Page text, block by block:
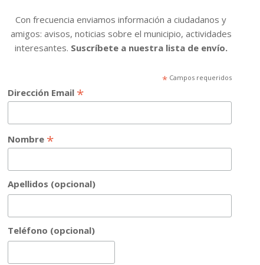
Con frecuencia enviamos información a ciudadanos y
amigos: avisos, noticias sobre el municipio, actividades
interesantes. Suscríbete a nuestra lista de envío.
* Campos requeridos
Dirección Email *
Nombre *
Apellidos (opcional)
Teléfono (opcional)